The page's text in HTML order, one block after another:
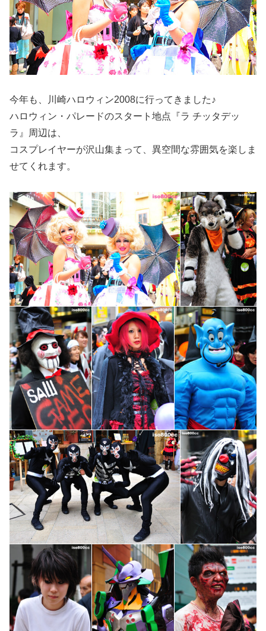
今年も、川崎ハロウィン2008に行ってきました♪
ハロウィン・パレードのスタート地点『ラ チッタデッ
ラ』周辺は、
コスプレイヤーが沢山集まって、異空間な雰囲気を楽しま
せてくれます。